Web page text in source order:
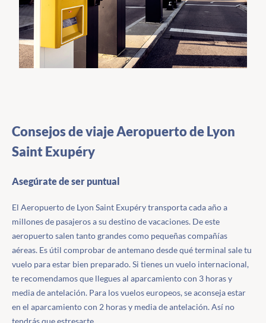
Consejos de viaje Aeropuerto de Lyon
Saint Exupéry
Asegúrate de ser puntual
El Aeropuerto de Lyon Saint Exupéry transporta cada año a
millones de pasajeros a su destino de vacaciones. De este
aeropuerto salen tanto grandes como pequeñas compañías
aéreas. Es útil comprobar de antemano desde qué terminal sale tu
vuelo para estar bien preparado. Si tienes un vuelo internacional,
te recomendamos que llegues al aparcamiento con 3 horas y
media de antelación. Para los vuelos europeos, se aconseja estar
en el aparcamiento con 2 horas y media de antelación. Así no
tendrás que estresarte.